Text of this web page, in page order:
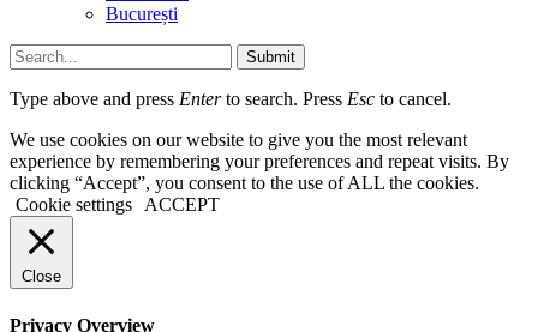
București
Submit
Type above and press Enterto search. Press Esc to cancel.
We use cookies on our website to give you the most relevant
experience by remembering your preferences and repeat visits. By
clicking “Accept”, you consent to the use of ALL the cookies.
Cookie settings
ACCEPT
Close
Privacy Overview